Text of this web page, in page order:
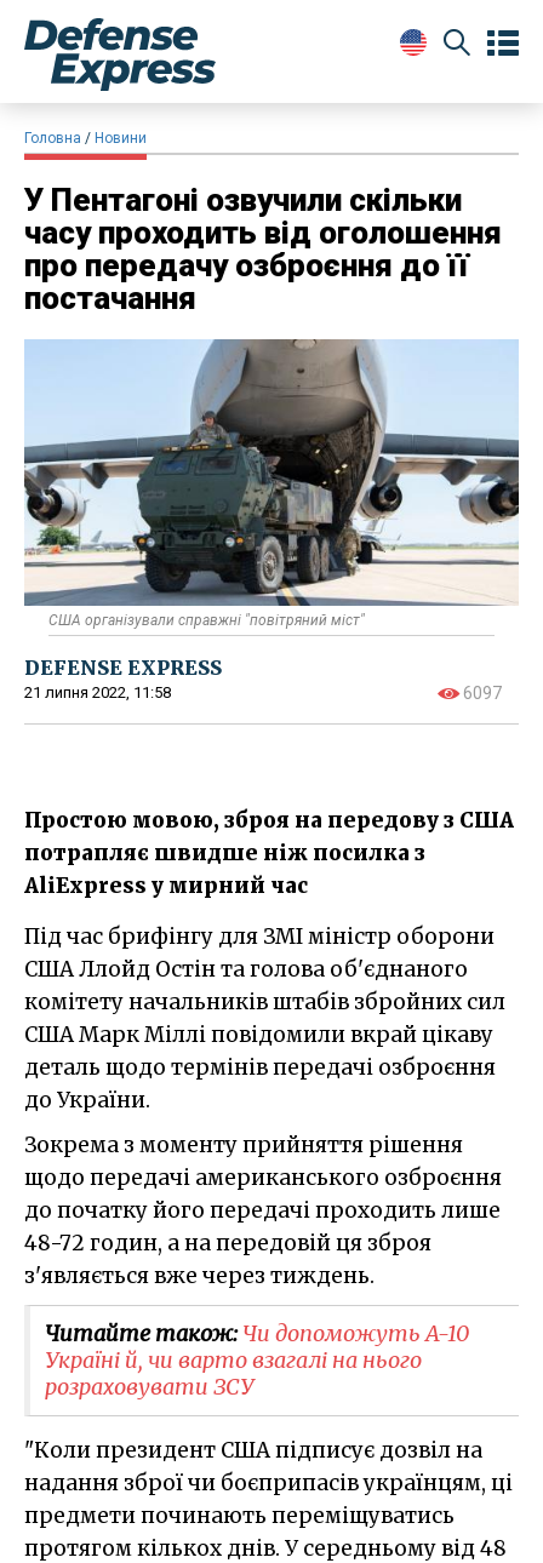
Головна Новини
У Пентагоні озвучили скільки
часу проходить від оголошення
про передачу озброєння до її
постачання
США організували справжні "повітряний міст"
DEFENSE EXPRESS
21 липня 2022, 11:58 6097
Простою мовою, зброя на передову з США
потрапляє швидше ніж посилка з
AliExpress у мирний час
Під час брифінгу для ЗМІ міністр оборони
США Ллойд Остін та голова об'єднаного
комітету начальників штабів збройних сил
США Марк Міллі повідомили вкрай цікаву
деталь щодо термінів передачі озброєння
до України.
Зокрема з моменту прийняття рішення
щодо передачі американського озброєння
до початку його передачі проходить лише
48-72 годин, а на передовій ця зброя
з'являється вже через тиждень.
Читайте також:Чи допоможуть A-10
Україні й, чи варто взагалі на нього
розраховувати ЗСУ
"Коли президент США підписує дозвіл на
надання зброї чи боєприпасів українцям, ці
предмети починають переміщуватись
протягом кількох днів. У середньому від 48